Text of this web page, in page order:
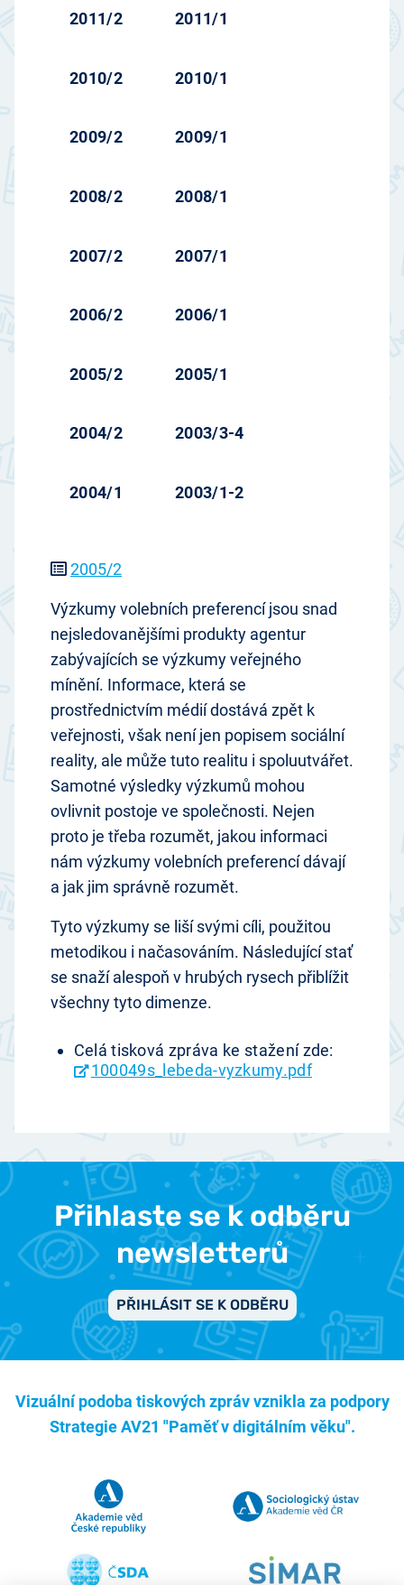
2011/2 2011/1
2010/2 2010/1
2009/2 2009/1
2008/2 2008/1
2007/2 2007/1
2006/2 2006/1
2005/2 2005/1
2004/2 2003/3-4
2004/1 2003/1-2
2005/2
Výzkumy volebních preferencí jsou snad
nejsledovanějšími produkty agentur
zabývajících se výzkumy veřejného
mínění. Informace, která se
prostřednictvím médií dostává zpět k
veřejnosti, však není jen popisem sociální
reality, ale může tuto realitu i spoluutvářet.
Samotné výsledky výzkumů mohou
ovlivnit postoje ve společnosti. Nejen
proto je třeba rozumět, jakou informaci
nám výzkumy volebních preferencí dávají
a jak jim správně rozumět.
Tyto výzkumy se liší svými cíli, použitou
metodikou i načasováním. Následující stať
se snaží alespoň v hrubých rysech přiblížit
všechny tyto dimenze.
Celá tisková zpráva ke stažení zde:
100049s_lebeda-vyzkumy.pdf
Přihlaste se k odběru
newsletterů
PŘIHLÁSIT SE K ODBĚRU
Vizuální podoba tiskových zpráv vznikla za podpory
Strategie AV21 "Paměť v digitálním věku".